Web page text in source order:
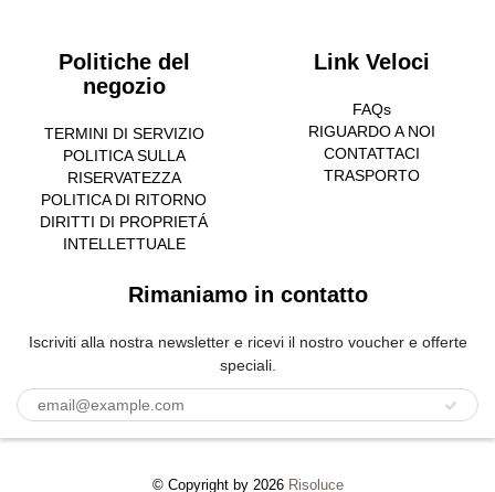
Politiche del
negozio
TERMINI DI SERVIZIO
POLITICA SULLA
RISERVATEZZA
POLITICA DI RITORNO
DIRITTI DI PROPRIETÁ
INTELLETTUALE
Link Veloci
FAQs
RIGUARDO A NOI
CONTATTACI
TRASPORTO
Rimaniamo in contatto
Iscriviti alla nostra newsletter e ricevi il nostro voucher e offerte
speciali.
© Copyright by 2026 Risoluce